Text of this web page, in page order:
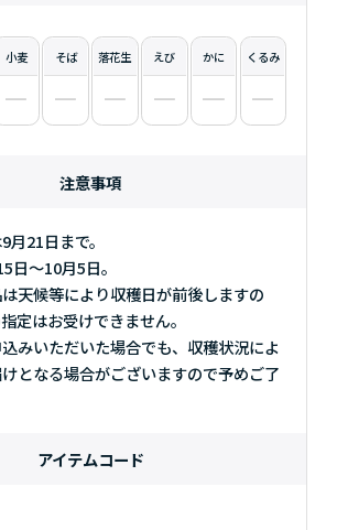
小麦 そば 落花生 えび かに くるみ
注意事項
21日まで。
～10月5日。
天候等により収穫日が前後しますの
定はお受けできません。
みいただいた場合でも、収穫状況によ
となる場合がございますので予めご了
アイテムコード